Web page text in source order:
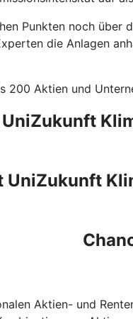
Punkten noch über
die Anlagen
200 Aktien und
UniZukunft
Aktien- und